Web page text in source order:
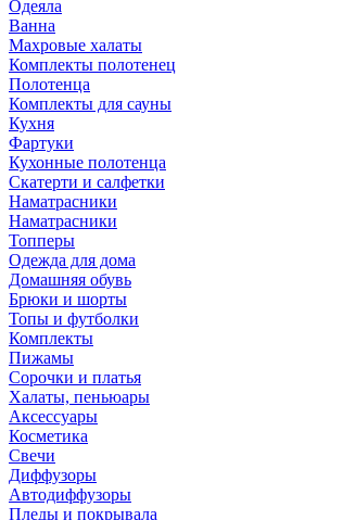
Одеяла
Ванна
Махровые халаты
Комплекты полотенец
Полотенца
Комплекты для сауны
Кухня
Фартуки
Кухонные полотенца
Скатерти и салфетки
Наматрасники
Наматрасники
Топперы
Одежда для дома
Домашняя обувь
Брюки и шорты
Топы и футболки
Комплекты
Пижамы
Сорочки и платья
Халаты, пеньюары
Аксессуары
Косметика
Свечи
Диффузоры
Автодиффузоры
Пледы и покрывала